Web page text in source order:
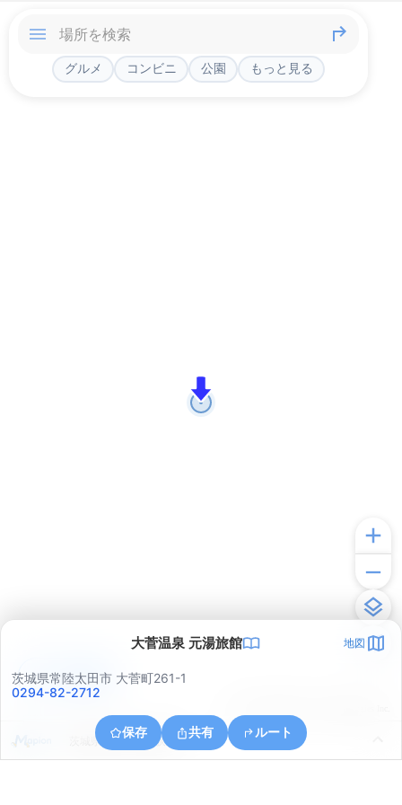
グルメ コンビニ 公園 もっと見る
大菅温泉 元湯旅館 地図
茨城県常陸太田市 大菅町261-1
0294-82-2712
保存 共有 ルート
茨城県日立市下深荻町
アプリで見る